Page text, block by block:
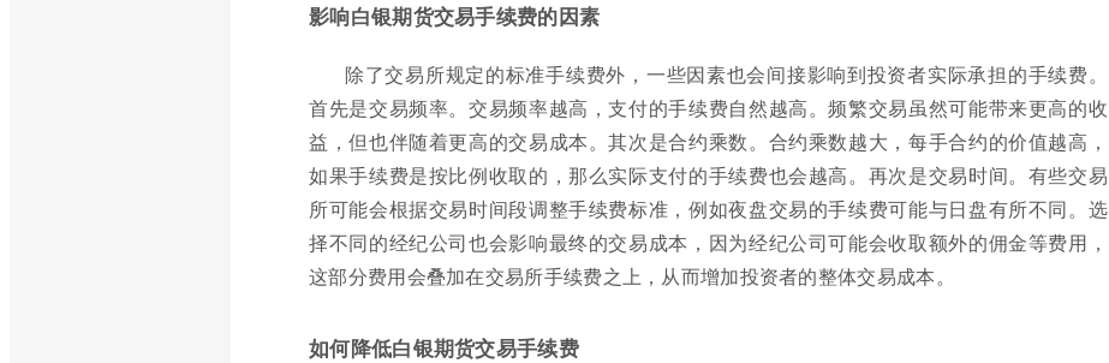
影响白银期货交易手续费的因素
除了交易所规定的标准手续费外，一些因素也会间接影响到投资者实际承担的手续费。
首先是交易频率。交易频率越高，支付的手续费自然越高。频繁交易虽然可能带来更高的收
益，但也伴随着更高的交易成本。其次是合约乘数。合约乘数越大，每手合约的价值越高，
如果手续费是按比例收取的，那么实际支付的手续费也会越高。再次是交易时间。有些交易
所可能会根据交易时间段调整手续费标准，例如夜盘交易的手续费可能与日盘有所不同。选
择不同的经纪公司也会影响最终的交易成本，因为经纪公司可能会收取额外的佣金等费用，
这部分费用会叠加在交易所手续费之上，从而增加投资者的整体交易成本。
如何降低白银期货交易手续费